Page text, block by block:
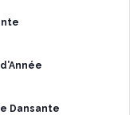
Dansante